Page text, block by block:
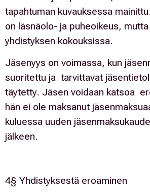
tapahtuman kuvauksessa
on läsnäolo- ja puheoikeus,
yhdistyksen kokouksissa.
Jäsenyys on voimassa, kun
suoritettu ja tarvittavat
täytetty. Jäsen voidaan katsoa
hän ei ole maksanut
kuluessa uuden
jälkeen.
4§ Yhdistyksestä eroaminen